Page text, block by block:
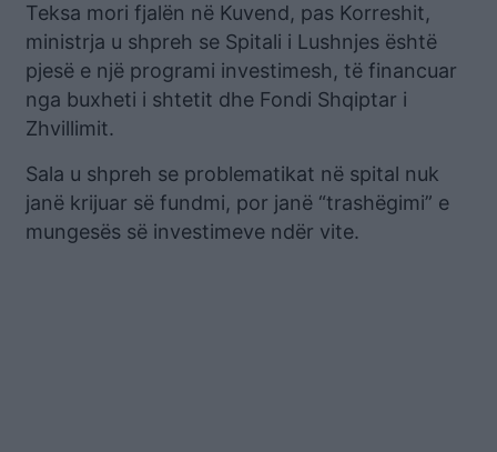
Teksa mori fjalën në Kuvend, pas Korreshit,
ministrja u shpreh se Spitali i Lushnjes është
pjesë e një programi investimesh, të financuar
nga buxheti i shtetit dhe Fondi Shqiptar i
Zhvillimit.
Sala u shpreh se problematikat në spital nuk
janë krijuar së fundmi, por janë “trashëgimi” e
mungesës së investimeve ndër vite.